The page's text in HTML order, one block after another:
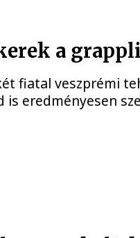
a
fiatal veszprémi
is eredményesen